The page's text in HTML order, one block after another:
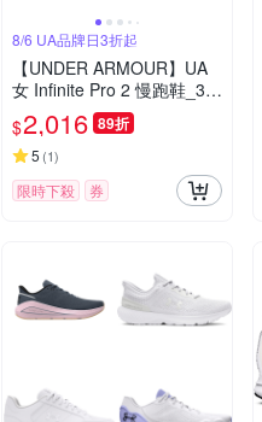
8/6 UA品牌日3折起
【UNDER ARMOUR】UA
女 Infinite Pro 2 慢跑鞋_30
28177-102
$2,016 89折
5 (1)
限時下殺 券